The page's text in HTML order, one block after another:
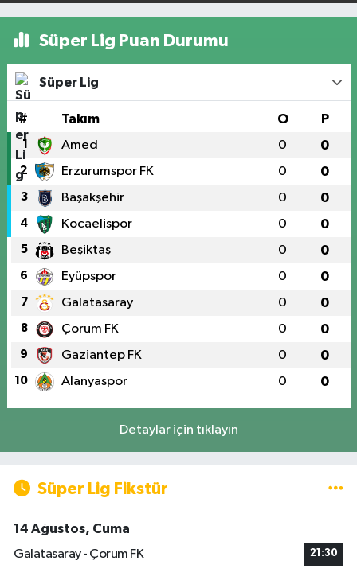
Süper Lig Puan Durumu
Süper Lig
# Takım O P
1 Amed 0 0
2 Erzurumspor FK 0 0
3 Başakşehir 0 0
4 Kocaelispor 0 0
5 Beşiktaş 0 0
6 Eyüpspor 0 0
7 Galatasaray 0 0
8 Çorum FK 0 0
9 Gaziantep FK 0 0
10 Alanyaspor 0 0
Detaylar için tıklayın
Süper Lig Fikstür
14 Ağustos, Cuma
Galatasaray - Çorum FK
21:30